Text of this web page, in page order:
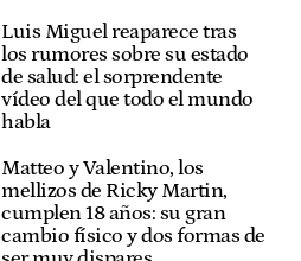
Luis Miguel reaparece tras
los rumores sobre su estado
de salud: el sorprendente
vídeo del que todo el mundo
habla
Matteo y Valentino, los
mellizos de Ricky Martin,
cumplen 18 años: su gran
cambio físico y dos formas de